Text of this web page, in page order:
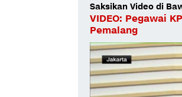
Saksikan Video di
VIDEO: Pegawai
Pemalang